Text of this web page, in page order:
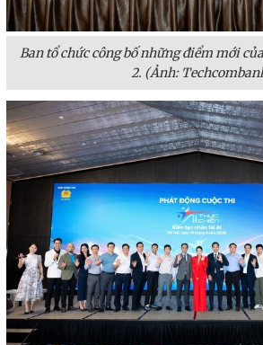
Ban tổ chức công bố những điểm mới
2. (Ảnh: